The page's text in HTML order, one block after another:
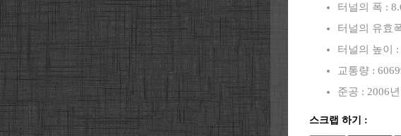
터널의 폭 :
터널의 유효
터널의 높이 :
교통량 :
준공 : 2006년
스크랩 하기 :